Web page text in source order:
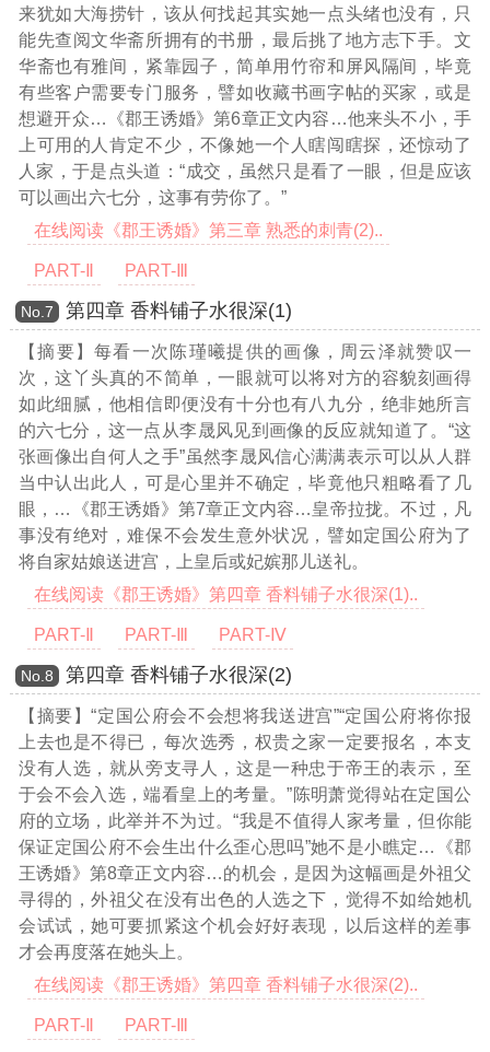
来犹如大海捞针，该从何找起其实她一点头绪也没有，只
能先查阅文华斋所拥有的书册，最后挑了地方志下手。文
华斋也有雅间，紧靠园子，简单用竹帘和屏风隔间，毕竟
有些客户需要专门服务，譬如收藏书画字帖的买家，或是
想避开众…《郡王诱婚》第6章正文内容…他来头不小，手
上可用的人肯定不少，不像她一个人瞎闯瞎探，还惊动了
人家，于是点头道：“成交，虽然只是看了一眼，但是应该
可以画出六七分，这事有劳你了。”
在线阅读《郡王诱婚》第三章 熟悉的刺青(2)..
PART-Ⅱ PART-Ⅲ
Νο.7 第四章 香料铺子水很深(1)
【摘要】每看一次陈瑾曦提供的画像，周云泽就赞叹一
次，这丫头真的不简单，一眼就可以将对方的容貌刻画得
如此细腻，他相信即便没有十分也有八九分，绝非她所言
的六七分，这一点从李晟风见到画像的反应就知道了。“这
张画像出自何人之手”虽然李晟风信心满满表示可以从人群
当中认出此人，可是心里并不确定，毕竟他只粗略看了几
眼， …《郡王诱婚》第7章正文内容…皇帝拉拢。不过，凡
事没有绝对，难保不会发生意外状况，譬如定国公府为了
将自家姑娘送进宫，上皇后或妃嫔那儿送礼。
在线阅读《郡王诱婚》第四章 香料铺子水很深(1)..
PART-Ⅱ PART-Ⅲ PART-Ⅳ
Νο.8 第四章 香料铺子水很深(2)
【摘要】“定国公府会不会想将我送进宫”“定国公府将你报
上去也是不得已，每次选秀，权贵之家一定要报名，本支
没有人选，就从旁支寻人，这是一种忠于帝王的表示，至
于会不会入选，端看皇上的考量。”陈明萧觉得站在定国公
府的立场，此举并不为过。“我是不值得人家考量，但你能
保证定国公府不会生出什么歪心思吗”她不是小瞧定…《郡
王诱婚》第8章正文内容…的机会，是因为这幅画是外祖父
寻得的，外祖父在没有出色的人选之下，觉得不如给她机
会试试，她可要抓紧这个机会好好表现，以后这样的差事
才会再度落在她头上。
在线阅读《郡王诱婚》第四章 香料铺子水很深(2)..
PART-Ⅱ PART-Ⅲ